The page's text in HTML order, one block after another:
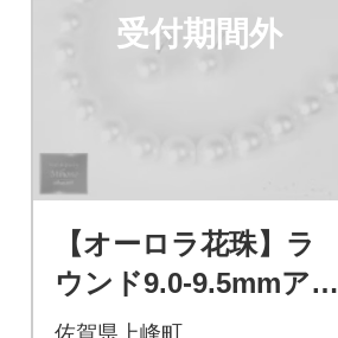
受付期間外
【オーロラ花珠】ラ
ウンド9.0-9.5mmアコ
ヤ真珠ネックレス・